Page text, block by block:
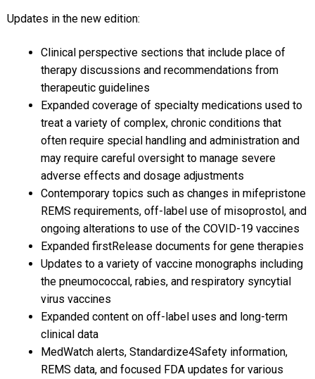
Updates in the new edition:
Clinical perspective sections that include place of
therapy discussions and recommendations from
therapeutic guidelines
Expanded coverage of specialty medications used to
treat a variety of complex, chronic conditions that
often require special handling and administration and
may require careful oversight to manage severe
adverse effects and dosage adjustments
Contemporary topics such as changes in mifepristone
REMS requirements, off-label use of misoprostol, and
ongoing alterations to use of the COVID-19 vaccines
Expanded firstRelease documents for gene therapies
Updates to a variety of vaccine monographs including
the pneumococcal, rabies, and respiratory syncytial
virus vaccines
Expanded content on off-label uses and long-term
clinical data
MedWatch alerts, Standardize4Safety information,
REMS data, and focused FDA updates for various